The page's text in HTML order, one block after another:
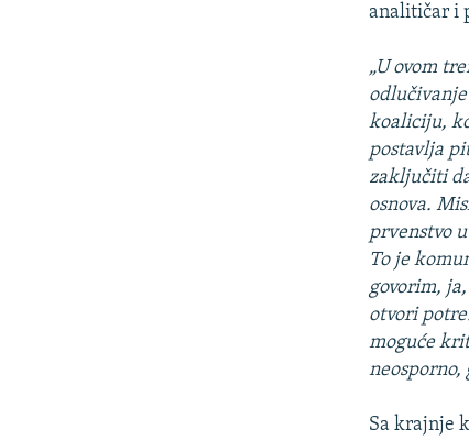
analitičar i
„U ovom
koaliciju,
postavlja
zaključiti
osnova.
prvenstvo
To je
govorim,
otvori
moguće
neosporno,
Sa krajnje